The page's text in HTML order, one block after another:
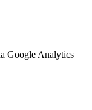
Google Analytics